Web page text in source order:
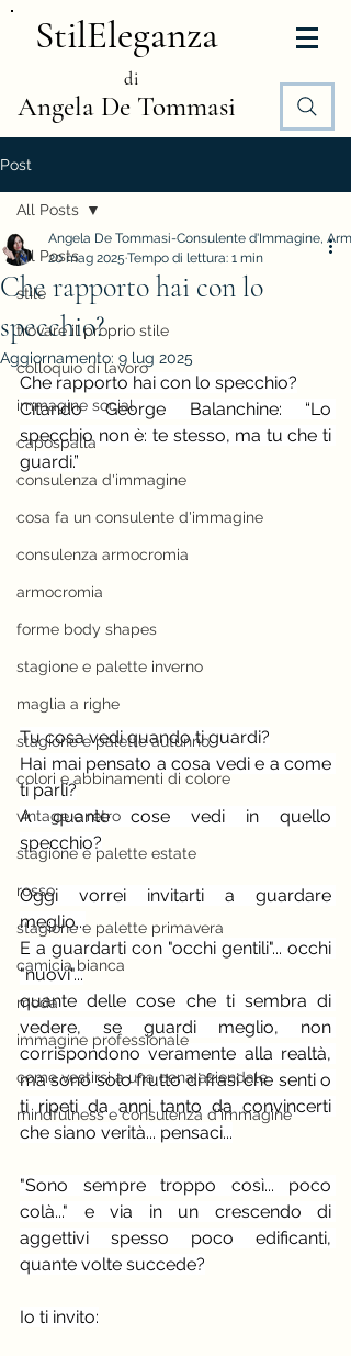
StilEleganza
di
Angela De Tommasi
Post
All Posts
stile
trovare il proprio stile
colloquio di lavoro
immagine social
capospalla
consulenza d'immagine
cosa fa un consulente d'immagine
consulenza armocromia
armocromia
forme body shapes
stagione e palette inverno
maglia a righe
stagione e palette autunno
colori e abbinamenti di colore
vintage e rètro
stagione e palette estate
rosso
stagione e palette primavera
camicia bianca
moda
immagine professionale
come vestirsi a una cena aziendale
mindfulness e consulenza d'immagine
All Posts
Che rapporto hai con lo
specchio?
Angela De Tommasi-Consulente d'Immagine,
20 mag 2025 Tempo di lettura: 1 min
Aggiornamento: 9 lug 2025
Che rapporto hai con lo specchio?
Citando George Balanchine: “Lo
specchio non è: te stesso, ma tu che ti
guardi.”
Tu cosa vedi quando ti guardi?
Hai mai pensato a cosa vedi e a come
ti parli?
A quante cose vedi in quello
specchio?
Oggi vorrei invitarti a guardare
meglio...
E a guardarti con "occhi gentili"... occhi
"nuovi"...
quante delle cose che ti sembra di
vedere, se guardi meglio, non
corrispondono veramente alla realtà,
ma sono solo frutto di frasi che senti o
ti ripeti da anni tanto da convincerti
che siano verità... pensaci...
"Sono sempre troppo così... poco
colà..." e via in un crescendo di
aggettivi spesso poco edificanti,
quante volte succede?
Io ti invito: